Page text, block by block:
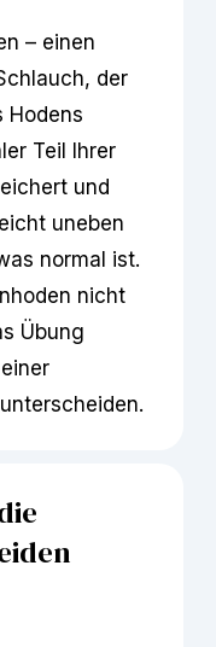
– einen
der
Hodens
Teil Ihrer
und
uneben
normal ist.
nicht
Übung